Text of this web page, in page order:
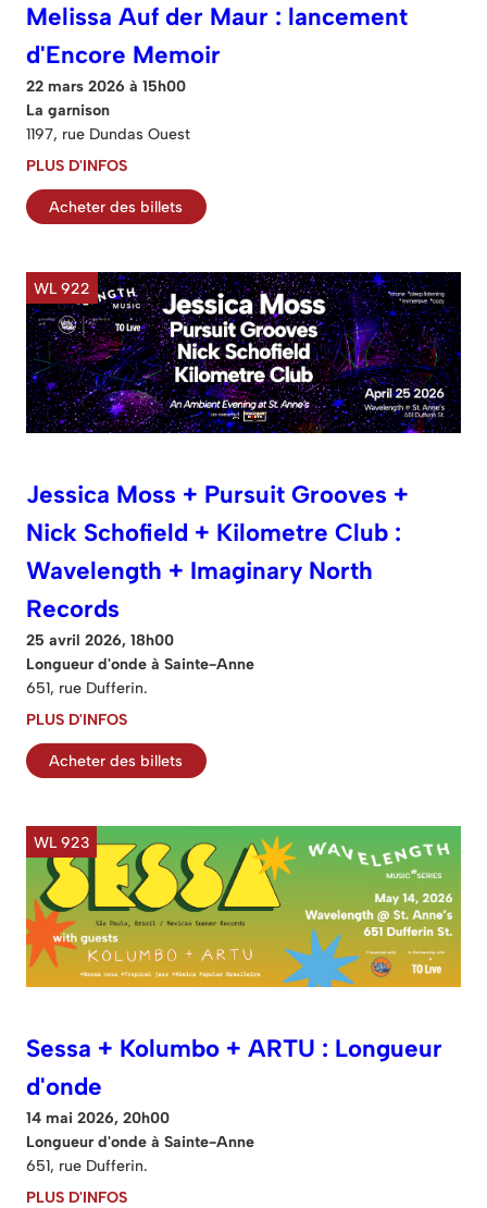
Melissa Auf der Maur : lancement
d'Encore Memoir
22 mars 2026 à 15h00
La garnison
1197, rue Dundas Ouest
PLUS D'INFOS
Acheter des billets
WL 922
Jessica Moss + Pursuit Grooves +
Nick Schofield + Kilometre Club :
Wavelength + Imaginary North
Records
25 avril 2026, 18h00
Longueur d'onde à Sainte-Anne
651, rue Dufferin.
PLUS D'INFOS
Acheter des billets
WL 923
Sessa + Kolumbo + ARTU : Longueur
d'onde
14 mai 2026, 20h00
Longueur d'onde à Sainte-Anne
651, rue Dufferin.
PLUS D'INFOS